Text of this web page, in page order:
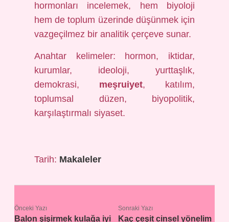
hormonları incelemek, hem biyoloji
hem de toplum üzerinde düşünmek için
vazgeçilmez bir analitik çerçeve sunar.
Anahtar kelimeler: hormon, iktidar,
kurumlar, ideoloji, yurttaşlık,
demokrasi, meşruiyet, katılım,
toplumsal düzen, biyopolitik,
karşılaştırmalı siyaset.
Tarih: Makaleler
Önceki Yazı
Balon şişirmek kulağa iyi
Sonraki Yazı
Kaç çeşit cinsel yönelim